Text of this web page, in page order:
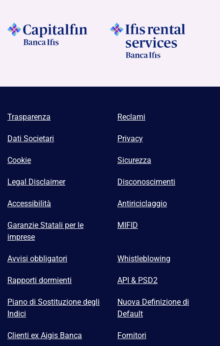
Trasparenza Reclami
Dati Societari Privacy
Cookie Sicurezza
Legal Disclaimer Disconoscimenti
Accessibilità Antiriciclaggio
Garanzie Statali per le
imprese
MIFID
Avvisi obbligatori Whistleblowing
Rapporti dormienti API & PSD2
Piano di Sostituzione degli
Indici
Nuova Definizione di
Default
Clienti ex Aigis Banca Fornitori